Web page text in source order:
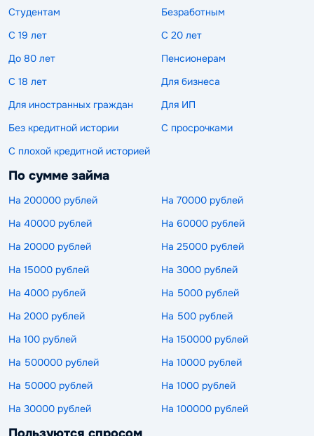
Студентам
Безработным
С 19 лет
С 20 лет
До 80 лет
Пенсионерам
С 18 лет
Для бизнеса
Для иностранных граждан
Для ИП
Без кредитной истории
С просрочками
С плохой кредитной историей
По сумме займа
На 200000 рублей
На 70000 рублей
На 40000 рублей
На 60000 рублей
На 20000 рублей
На 25000 рублей
На 15000 рублей
На 3000 рублей
На 4000 рублей
На 5000 рублей
На 2000 рублей
На 500 рублей
На 100 рублей
На 150000 рублей
На 500000 рублей
На 10000 рублей
На 50000 рублей
На 1000 рублей
На 30000 рублей
На 100000 рублей
Пользуются спросом